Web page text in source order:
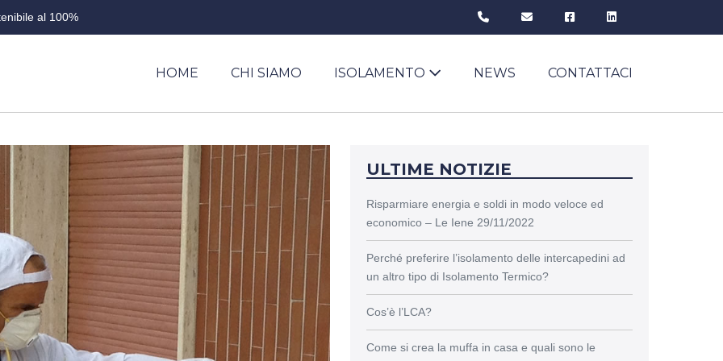
al 100%
HOME CHI SIAMO ISOLAMENTO NEWS CONTATTACI
ULTIME NOTIZIE
Risparmiare energia e soldi in modo veloce ed
economico – Le Iene 29/11/2022
Perché preferire l’isolamento delle intercapedini ad
un altro tipo di Isolamento Termico?
Cos’è l’LCA?
Come si crea la muffa in casa e quali sono le